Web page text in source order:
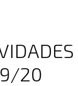
20